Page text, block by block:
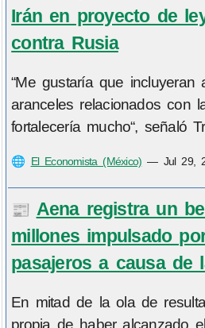
Irán en proyecto de
contra Rusia
“Me gustaría que incluyeran
aranceles relacionados con
fortalecería mucho“, señaló
🌐 El Economista (México) — Jul 29,
📰 Aena registra un
millones impulsado
pasajeros a causa de
En mitad de la ola de
propia de haber alcanzado